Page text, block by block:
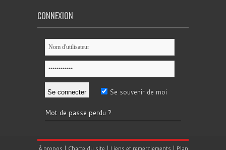
CONNEXION
Se souvenir de moi
Mot de passe perdu ?
À propos | Charte du site | Liens et remerciements | Plan